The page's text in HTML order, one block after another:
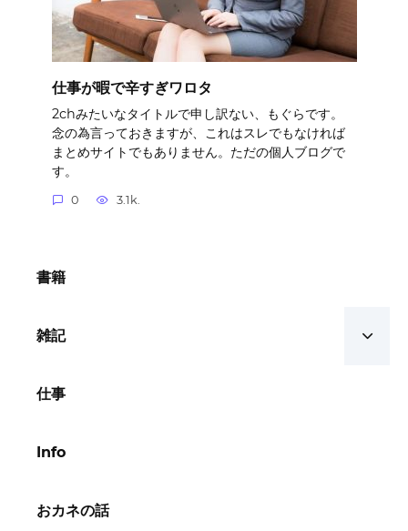
仕事が暇で辛すぎワロタ
2chみたいなタイトルで申し訳ない、もぐらです。
念の為言っておきますが、これはスレでもなければ
まとめサイトでもありません。ただの個人ブログで
す。
0 3.1k.
書籍
雑記
仕事
Info
おカネの話